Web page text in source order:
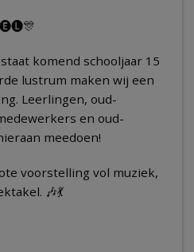
komend schooljaar 15
lustrum maken wij een
Leerlingen, oud-
en oud-
meedoen!
voorstelling vol muziek,
🎶💃